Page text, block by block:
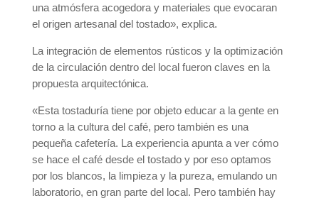
una atmósfera acogedora y materiales que evocaran
el origen artesanal del tostado», explica.
La integración de elementos rústicos y la optimización
de la circulación dentro del local fueron claves en la
propuesta arquitectónica.
«Esta tostaduría tiene por objeto educar a la gente en
torno a la cultura del café, pero también es una
pequeña cafetería. La experiencia apunta a ver cómo
se hace el café desde el tostado y por eso optamos
por los blancos, la limpieza y la pureza, emulando un
laboratorio, en gran parte del local. Pero también hay